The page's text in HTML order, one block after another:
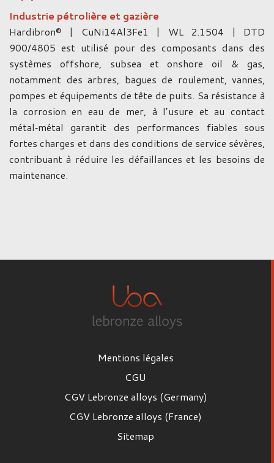
Industrie pétrolière et gazière
Hardibron® | CuNi14Al3Fe1 | WL 2.1504 | DTD
900/4805 est utilisé pour des composants dans des
systèmes offshore, subsea et onshore oil & gas,
notamment des arbres, bagues de roulement, vannes,
pompes et équipements de tête de puits. Sa résistance à
la corrosion en eau de mer, à l’usure et au contact
métal‑métal garantit des performances fiables sous
fortes charges et dans des conditions de service sévères,
contribuant à réduire les défaillances et les besoins de
maintenance.
Mentions légales
CGU
CGV Lebronze alloys (Germany)
CGV Lebronze alloys (France)
Sitemap